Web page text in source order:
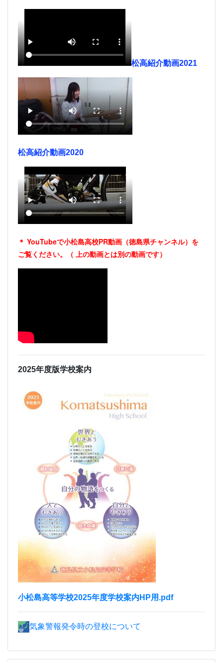
松高紹介動画2021
松高紹介動画2020
＊ YouTubeで小松島高校PR動画（徳島県チャンネル）を
ご覧ください。（ 上の動画とは別の動画です）
2025年度版学校案内
小松島高等学校2025年度学校案内HP用.pdf
気象警報発令時の登校について